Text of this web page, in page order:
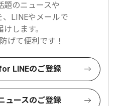
題のニュースや
LINEやメールで
します。
げて便利です！
LINEのご登録
ュースのご登録